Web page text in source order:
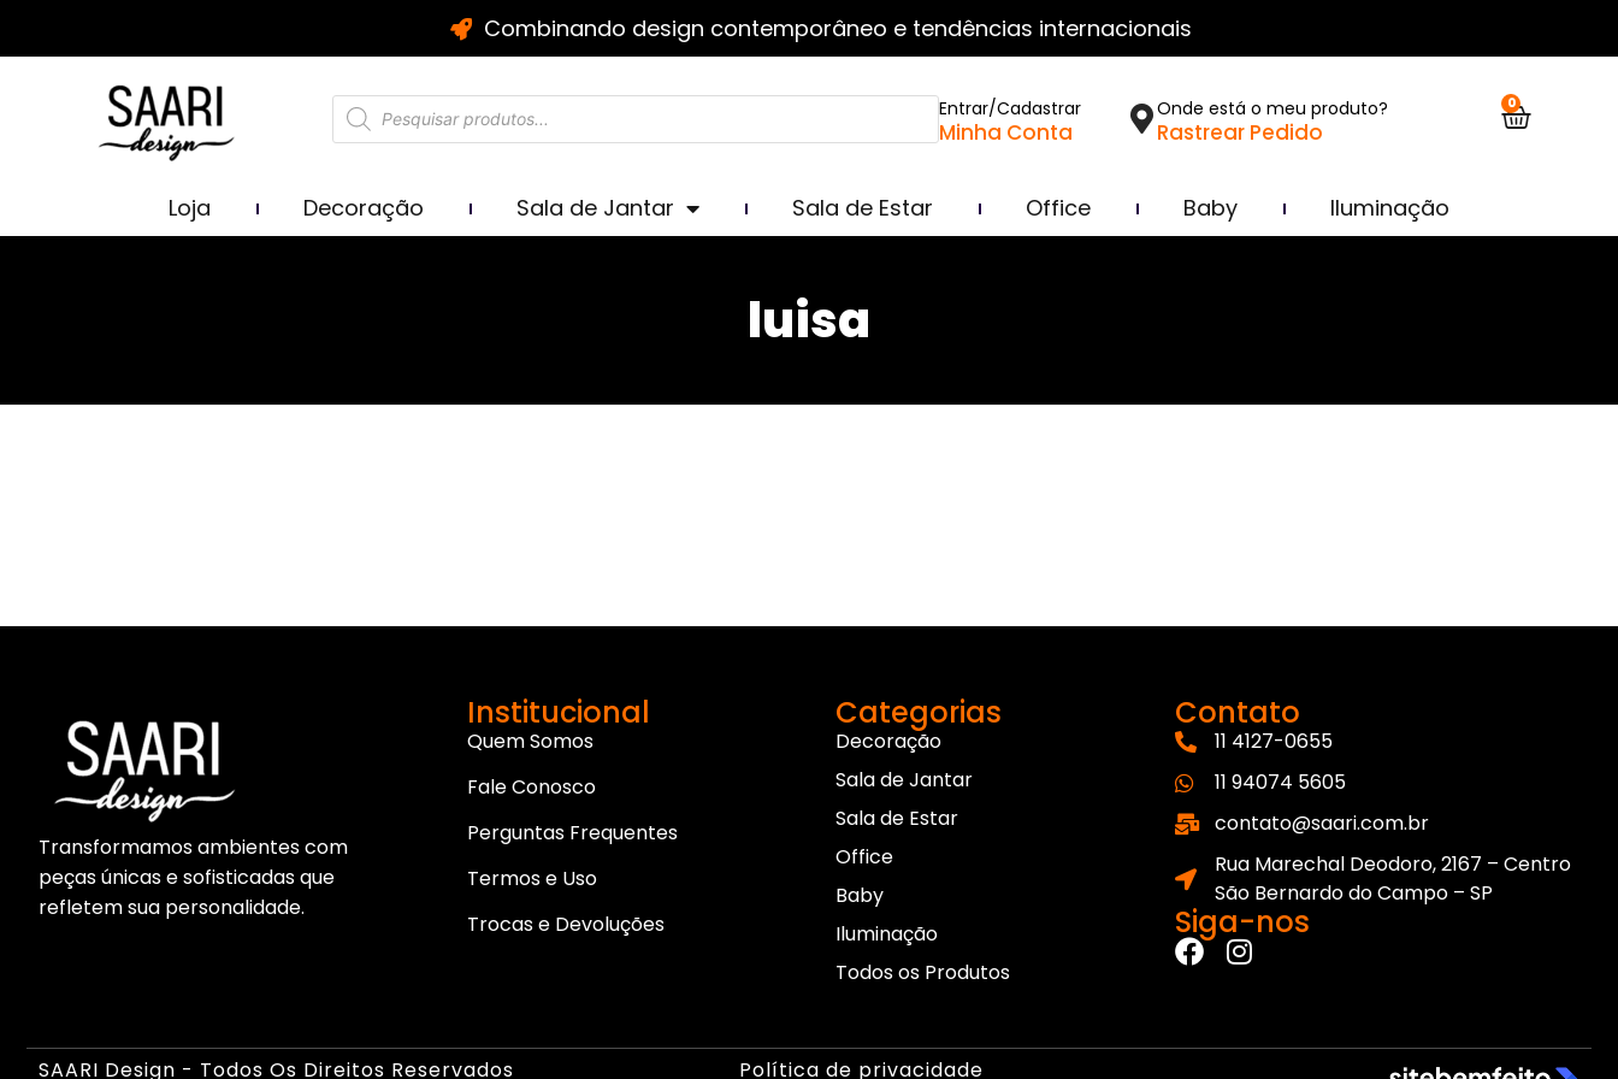
Combinando design contemporâneo e tendências internacionais
Entrar/Cadastrar
Minha Conta
Onde está o meu produto?
Rastrear Pedido
0
Loja Decoração Sala de Jantar Sala de Estar Office Baby Iluminação
luisa
Transformamos ambientes com
peças únicas e sofisticadas que
refletem sua personalidade.
Institucional
Quem Somos
Fale Conosco
Perguntas Frequentes
Termos e Uso
Trocas e Devoluções
Categorias
Decoração
Sala de Jantar
Sala de Estar
Office
Baby
Iluminação
Todos os Produtos
Contato
11 4127-0655
11 94074 5605
contato@saari.com.br
Rua Marechal Deodoro, 2167 – Centro
São Bernardo do Campo – SP
Siga-nos
SAARI Design - Todos Os Direitos Reservados Política de privacidade